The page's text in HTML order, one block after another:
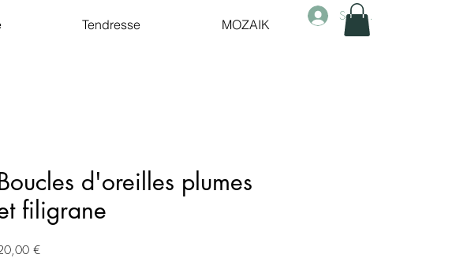
Tendresse MOZAIK
Se connecter
d'oreilles plumes
filigrane
€Prix